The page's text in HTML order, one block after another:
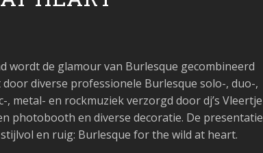
wordt de glamour van Burlesque gecombineerd
diverse professionele Burlesque solo-, duo-,
metal- en rockmuziek verzorgd door dj’s Vleertje
photobooth en diverse decoratie. De presentatie
en ruig: Burlesque for the wild at heart.